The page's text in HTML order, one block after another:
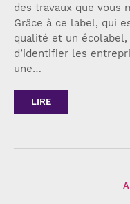
des travaux que vous
Grâce à ce label, qui
qualité et un
d’identifier les
une…
LIRE